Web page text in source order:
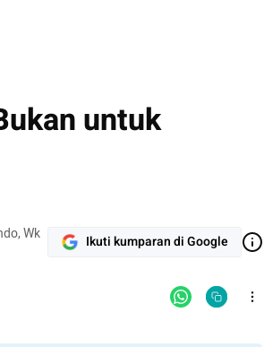
untuk
Wk
Ikuti kumparan di Google